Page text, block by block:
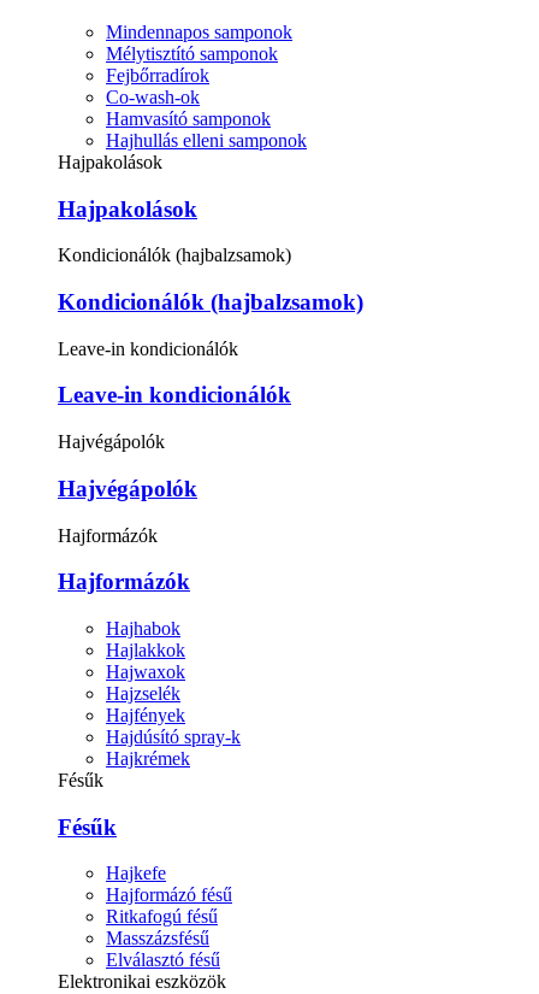
Mindennapos samponok
Mélytisztító samponok
Fejbőrradírok
Co-wash-ok
Hamvasító samponok
Hajhullás elleni samponok
Hajpakolások
Hajpakolások
Kondicionálók (hajbalzsamok)
Kondicionálók (hajbalzsamok)
Leave-in kondicionálók
Leave-in kondicionálók
Hajvégápolók
Hajvégápolók
Hajformázók
Hajformázók
Hajhabok
Hajlakkok
Hajwaxok
Hajzselék
Hajfények
Hajdúsító spray-k
Hajkrémek
Fésűk
Fésűk
Hajkefe
Hajformázó fésű
Ritkafogú fésű
Masszázsfésű
Elválasztó fésű
Elektronikai eszközök